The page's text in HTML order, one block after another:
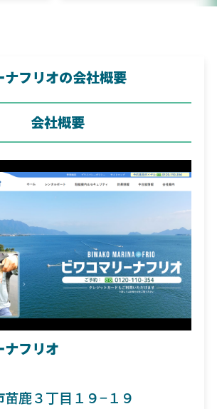
ナフリオの会社概要
会社概要
ナフリオ
鹿３丁目１９−１９